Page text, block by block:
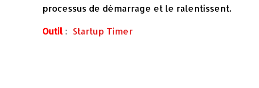
processus de démarrage et le ralentissent.
Outil : Startup Timer